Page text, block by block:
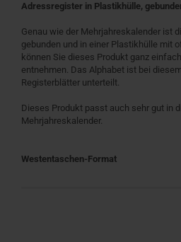
Adressregister in Plastikhülle,
Genau wie der Mehrjahreskalender ist
gebunden und in einer Plastikhülle mit
können Sie dieses Produkt ganz
entnehmen. Das Alphabet ist bei
Registerblätter unterteilt.
Dieses Produkt passt auch sehr gut in
Mehrjahreskalender.
Westentaschen-Format